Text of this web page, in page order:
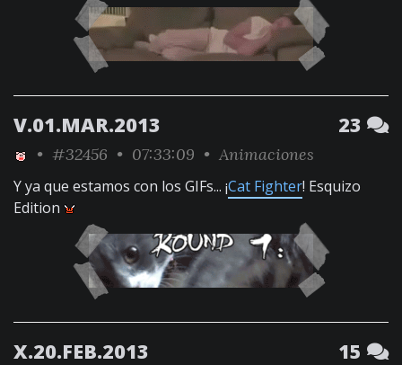
V.01.MAR.2013 23
• #32456 • 07:33:09 • Animaciones
Y ya que estamos con los GIFs... ¡Cat Fighter! Esquizo
Edition
X.20.FEB.2013 15